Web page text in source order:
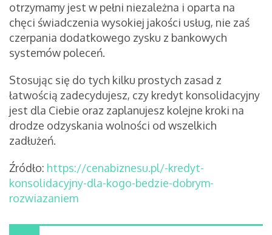
otrzymamy jest w pełni niezależna i oparta na
chęci świadczenia wysokiej jakości usług, nie zaś
czerpania dodatkowego zysku z bankowych
systemów poleceń.
Stosując się do tych kilku prostych zasad z
łatwością zadecydujesz, czy kredyt konsolidacyjny
jest dla Ciebie oraz zaplanujesz kolejne kroki na
drodze odzyskania wolności od wszelkich
zadłużeń.
Źródło: https://cenabiznesu.pl/-kredyt-
konsolidacyjny-dla-kogo-bedzie-dobrym-
rozwiazaniem